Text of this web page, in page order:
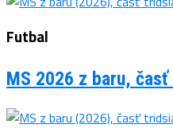
Futbal
MS 2026 z baru,